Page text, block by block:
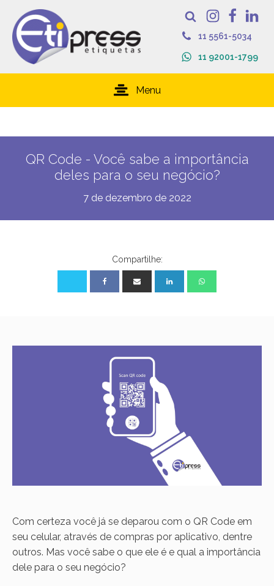
11 5561-5034
11 92001-1799
Menu
QR Code - Você sabe a importância
deles para o seu negócio?
7 de dezembro de 2022
Compartilhe:
Com certeza você já se deparou com o QR Code em
seu celular, através de compras por aplicativo, dentre
outros. Mas você sabe o que ele é e qual a importância
dele para o seu negócio?